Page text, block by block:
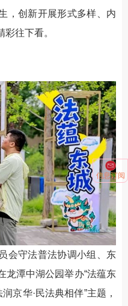
信息订阅
，创新开展形式多样、内
往下看。
守法普法协调小组、东
龙潭中湖公园举办“法蕴东
京华·民法典相伴”主题，